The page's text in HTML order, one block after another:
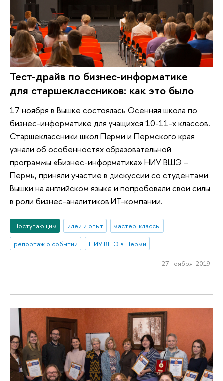
Тест-драйв по бизнес-информатике
для старшеклассников: как это было
17 ноября в Вышке состоялась Осенняя школа по
бизнес-информатике для учащихся 10-11-х классов.
Старшеклассники школ Перми и Пермского края
узнали об особенностях образовательной
программы «Бизнес-информатика» НИУ ВШЭ –
Пермь, приняли участие в дискуссии со студентами
Вышки на английском языке и попробовали свои силы
в роли бизнес-аналитиков ИТ-компании.
Поступающим идеи и опыт
мастер-классы
репортаж о событии
НИУ ВШЭ в Перми
27 ноября 2019